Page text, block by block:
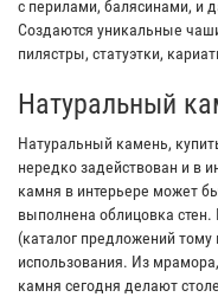
с перилами, балясинами, и
Создаются уникальные
пилястры, статуэтки,
Натуральный
Натуральный камень,
нередко задействован и в
камня в интерьере может
выполнена облицовка стен.
(каталог предложений
использования. Из
камня сегодня делают